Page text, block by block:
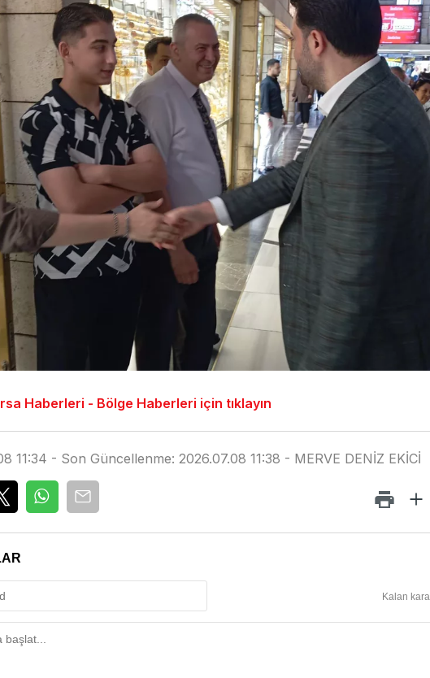
Haberleri - Bölge Haberleri için tıklayın
11:34 - Son Güncellenme: 2026.07.08 11:38 - MERVE DENİZ EKİCİ
Kalan